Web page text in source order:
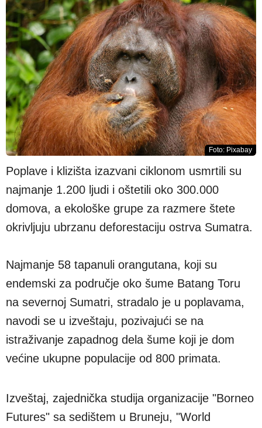
Foto: Pixabay
Poplave i klizišta izazvani ciklonom usmrtili su
najmanje 1.200 ljudi i oštetili oko 300.000
domova, a ekološke grupe za razmere štete
okrivljuju ubrzanu deforestaciju ostrva Sumatra.
Najmanje 58 tapanuli orangutana, koji su
endemski za područje oko šume Batang Toru
na severnoj Sumatri, stradalo je u poplavama,
navodi se u izveštaju, pozivajući se na
istraživanje zapadnog dela šume koji je dom
većine ukupne populacije od 800 primata.
Izveštaj, zajednička studija organizacije "Borneo
Futures" sa sedištem u Bruneju, "World